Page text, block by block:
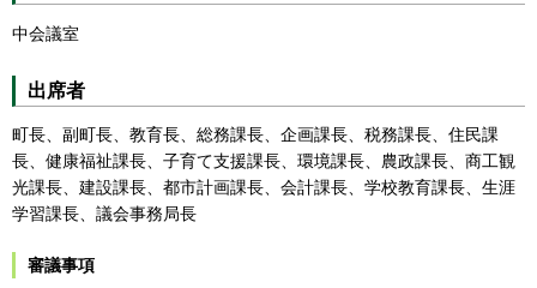
中会議室
出席者
町長、副町長、教育長、総務課長、企画課長、税務課長、住民課
長、健康福祉課長、子育て支援課長、環境課長、農政課長、商工観
光課長、建設課長、都市計画課長、会計課長、学校教育課長、生涯
学習課長、議会事務局長
審議事項